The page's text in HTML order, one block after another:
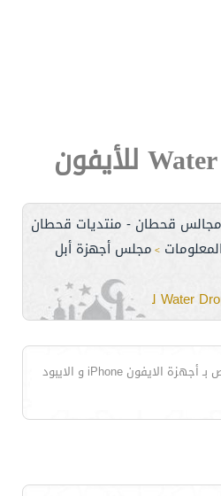
قحطان - منتديات قحطان
> مجلس أجهزة أبل
خاص بـ أجهزة الايفون iPhone و الايبود